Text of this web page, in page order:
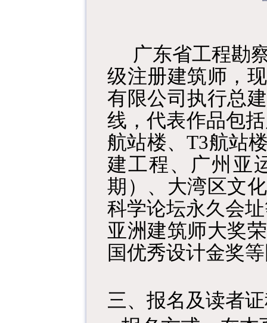
广东省工程勘
级注册建筑师，
有限公司执行总
线，代表作品包
航站楼、T3航站
建工程、广州亚
期）、大湾区文
科学论坛永久会
亚洲建筑师大奖
国优秀设计金奖
三、报名及读者